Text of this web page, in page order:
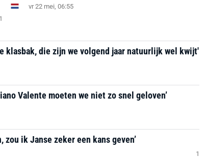
1
vr 22 mei, 06:55
klasbak, die zijn we volgend jaar natuurlijk wel kwijt'
Valente moeten we niet zo snel geloven’
ik Janse zeker een kans geven’
1